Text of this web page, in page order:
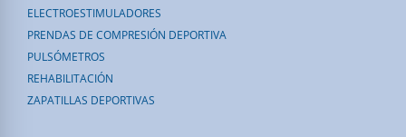
ELECTROESTIMULADORES
PRENDAS DE COMPRESIÓN DEPORTIVA
PULSÓMETROS
REHABILITACIÓN
ZAPATILLAS DEPORTIVAS